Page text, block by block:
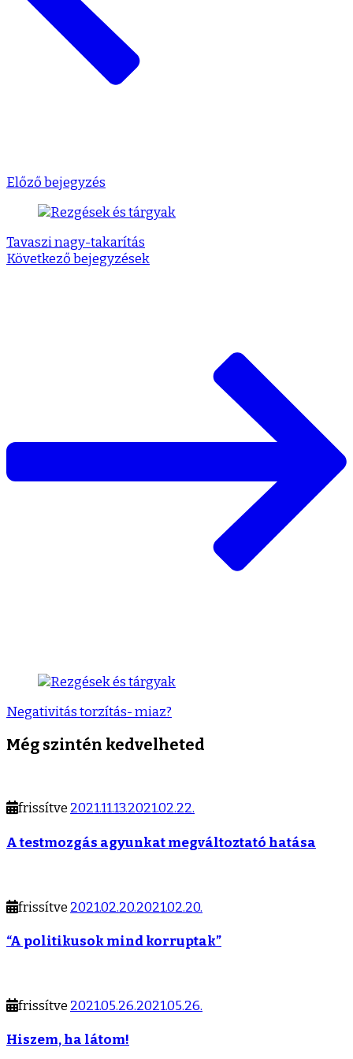
Előző bejegyzés
Tavaszi nagy-takarítás
Következő bejegyzések
Negativitás torzítás- miaz?
Még szintén kedvelheted
frissítve 2021.11.13.2021.02.22.
A testmozgás agyunkat megváltoztató hatása
frissítve 2021.02.20.2021.02.20.
“A politikusok mind korruptak”
frissítve 2021.05.26.2021.05.26.
Hiszem, ha látom!